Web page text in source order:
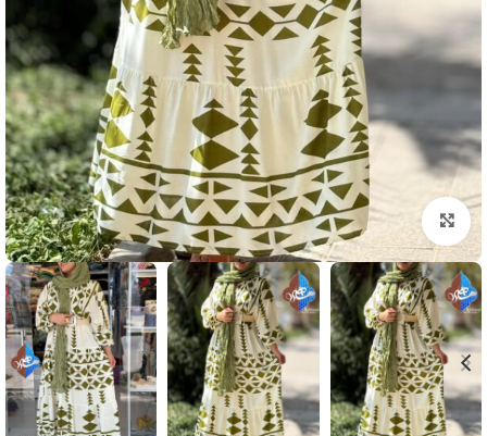
بزرگنمایی تصویر